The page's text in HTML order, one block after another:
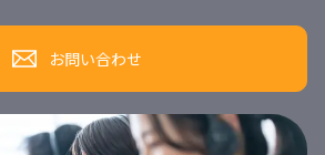
お問い合わせ